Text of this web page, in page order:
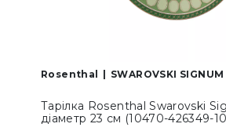
Rosenthal SWAROVSKI SIGNUM
Тарілка Rosenthal Swarovski
діаметр 23 см (10470-426349-